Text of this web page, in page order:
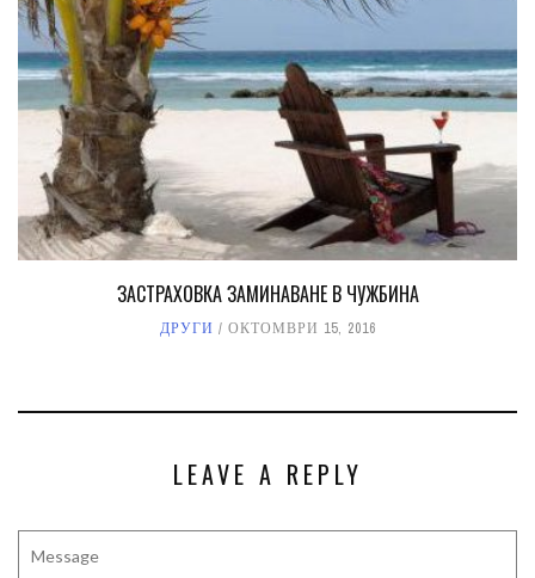
ЗАСТРАХОВКА ЗАМИНАВАНЕ В ЧУЖБИНА
ДРУГИ ОКТОМВРИ 15, 2016
LEAVE A REPLY